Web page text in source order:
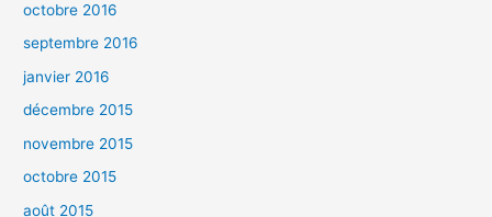
octobre 2016
septembre 2016
janvier 2016
décembre 2015
novembre 2015
octobre 2015
août 2015